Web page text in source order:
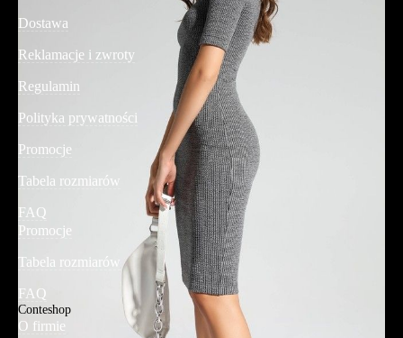
Dostawa
Reklamacje i zwroty
Regulamin
Polityka prywatności
Promocje
Tabela rozmiarów
FAQ
Promocje
Tabela rozmiarów
FAQ
Conteshop
O firmie